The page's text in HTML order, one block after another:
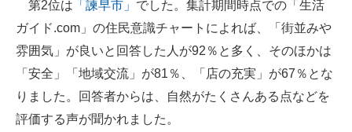
第2位は 「諫早市」 でした。集計期間時点での「生活
ガイド.com」の住民意識チャートによれば、「街並みや
雰囲気」が良いと回答した人が92％と多く、そのほかは
「安全」「地域交流」が81％、「店の充実」が67％とな
りました。回答者からは、自然がたくさんある点などを
評価する声が聞かれました。